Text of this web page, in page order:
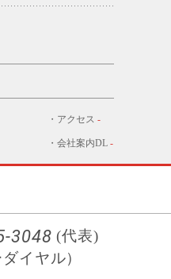
・アクセス -
・会社案内DL -
3048 (代表)
イヤル）